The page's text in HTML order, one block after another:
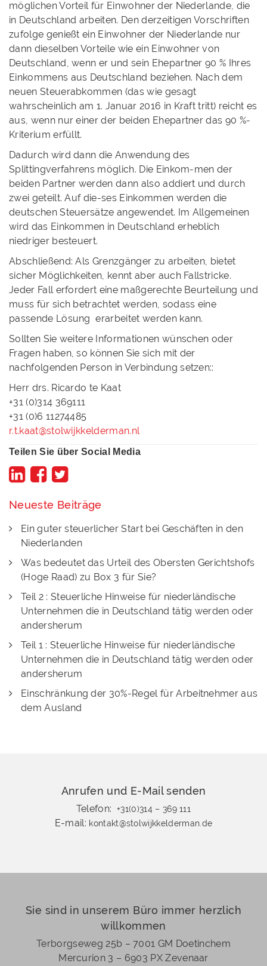
möglichen Vorteil für Einwohner der Niederlande, die
in Deutschland arbeiten. Den derzeitigen Vorschriften
zufolge genießt ein Einwohner der Niederlande nur
dann dieselben Vorteile wie ein Einwohner von
Deutschland, wenn er und sein Ehepartner 90 % Ihres
Einkommens aus Deutschland beziehen. Nach dem
neuen Steuerabkommen (das wie gesagt
wahrscheinlich am 1. Januar 2016 in Kraft tritt) reicht es
aus, wenn nur einer der beiden Ehepartner das 90 %-
Kriterium erfüllt.
Dadurch wird dann die Anwendung des
Splittingverfahrens möglich. Die Einkom-men der
beiden Partner werden dann also addiert und durch
zwei geteilt. Auf die-ses Einkommen werden die
deutschen Steuersätze angewendet. Im Allgemeinen
wird das Einkommen in Deutschland erheblich
niedriger besteuert.
Abschließend: Als Grenzgänger zu arbeiten, bietet
sicher Möglichkeiten, kennt aber auch Fallstricke.
Jeder Fall erfordert eine maßgerechte Beurteilung und
muss für sich betrachtet werden, sodass eine
passende Lösung erarbeitet werden kann.
Sollten Sie weitere Informationen wünschen oder
Fragen haben, so können Sie sich mit der
nachfolgenden Person in Verbindung setzen::
Herr drs. Ricardo te Kaat
+31 (0)314 369111
+31 (0)6 11274485
r.t.kaat@stolwijkkelderman.nl
Teilen Sie über Social Media
Neueste Beiträge
Ein guter steuerlicher Start bei Geschäften in den
Niederlanden
Was bedeutet das Urteil des Obersten Gerichtshofs
(Hoge Raad) zu Box 3 für Sie?
Teil 2 : Steuerliche Hinweise für niederländische
Unternehmen die in Deutschland tätig werden oder
andersherum
Teil 1 : Steuerliche Hinweise für niederländische
Unternehmen die in Deutschland tätig werden oder
andersherum
Einschränkung der 30%-Regel für Arbeitnehmer aus
dem Ausland
Anrufen und E-Mail senden
Telefon: +31(0)314 – 369 111
E-mail: kontakt@stolwijkkelderman.de
Sie sind in unserem Büro immer herzlich
willkommen
Terborgseweg 25b – 7001 GM Doetinchem
Mercurion 3 – 6903 PX Zevenaar